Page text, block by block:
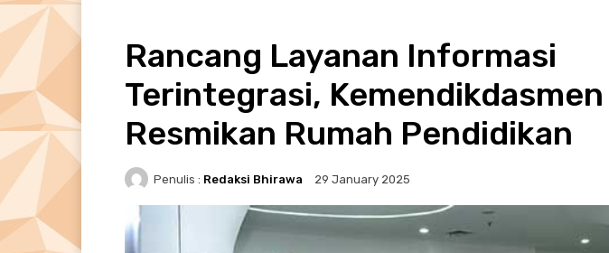
Rancang Layanan Informasi
Terintegrasi, Kemendikdasmen
Resmikan Rumah Pendidikan
Penulis : Redaksi Bhirawa 29 January 2025